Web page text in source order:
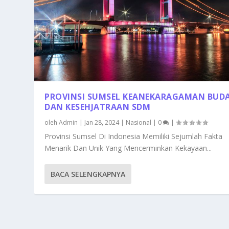
PROVINSI SUMSEL KEANEKARAGAMAN
DAN KESEHJATRAAN SDM
olehAdmin | Jan 28, 2024| Nasional | 0 |
Provinsi Sumsel Di Indonesia Memiliki Sejumlah Fakta
Menarik Dan Unik Yang Mencerminkan Kekayaan...
BACA SELENGKAPNYA